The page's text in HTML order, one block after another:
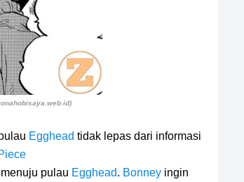
Egghead tidak lepas dari informasi
pulau Egghead. Bonney ingin